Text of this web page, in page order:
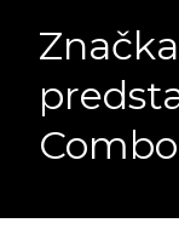
Combo